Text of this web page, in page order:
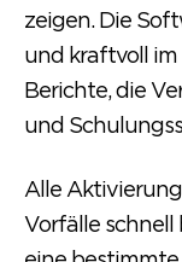
zeigen. Die
und kraftvoll
Berichte, die
und
Alle
Vorfälle schnell